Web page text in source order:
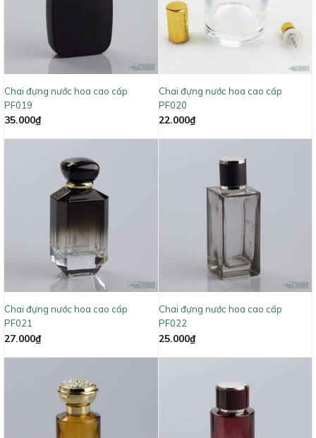
Chai đựng nước hoa cao cấp
PF019
35.000₫
Chai đựng nước hoa cao cấp
PF020
22.000₫
Chai đựng nước hoa cao cấp
PF021
27.000₫
Chai đựng nước hoa cao cấp
PF022
25.000₫